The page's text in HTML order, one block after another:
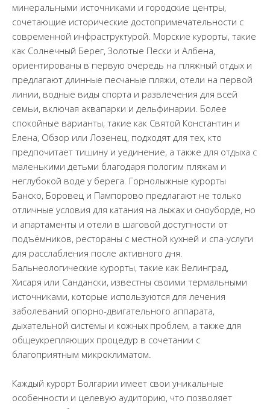
минеральными источниками и городские центры,
сочетающие исторические достопримечательности с
современной инфраструктурой. Морские курорты, такие
как Солнечный Берег, Золотые Пески и Албена,
ориентированы в первую очередь на пляжный отдых и
предлагают длинные песчаные пляжи, отели на первой
линии, водные виды спорта и развлечения для всей
семьи, включая аквапарки и дельфинарии. Более
спокойные варианты, такие как Святой Константин и
Елена, Обзор или Лозенец, подходят для тех, кто
предпочитает тишину и уединение, а также для отдыха с
маленькими детьми благодаря пологим пляжам и
неглубокой воде у берега. Горнолыжные курорты
Банско, Боровец и Пампорово предлагают не только
отличные условия для катания на лыжах и сноуборде, но
и апартаменты и отели в шаговой доступности от
подъёмников, рестораны с местной кухней и спа-услуги
для расслабления после активного дня.
Бальнеологические курорты, такие как Велинград,
Хисаря или Сандански, известны своими термальными
источниками, которые используются для лечения
заболеваний опорно-двигательного аппарата,
дыхательной системы и кожных проблем, а также для
общеукрепляющих процедур в сочетании с
благоприятным микроклиматом.
Каждый курорт Болгарии имеет свои уникальные
особенности и целевую аудиторию, что позволяет